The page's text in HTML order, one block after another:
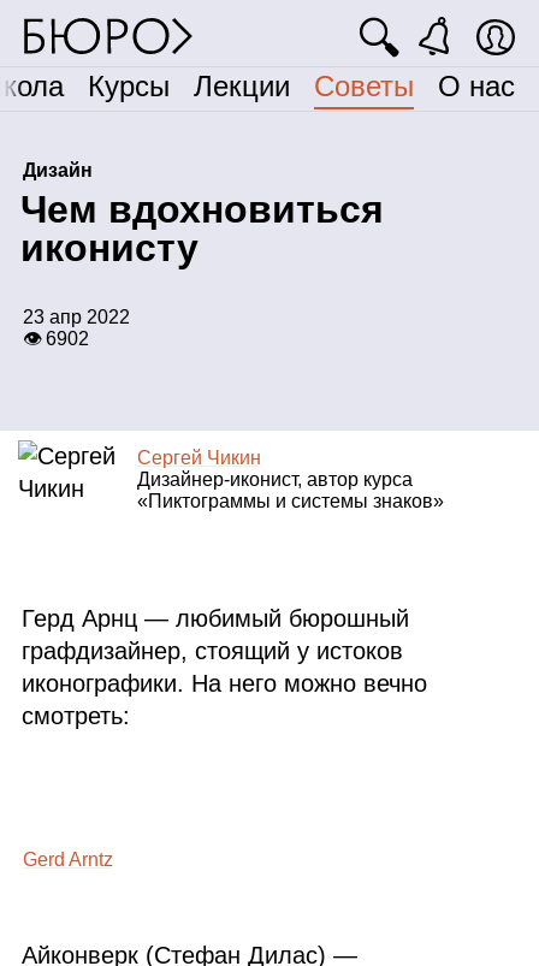
Курсы Лекции Советы О нас
🔍
Дизайн
Чем вдохновиться
иконисту
23 апр 2022
👁 6902
Сергей Чикин
Дизайнер‑иконист, автор курса
«Пиктограммы и системы знаков»
Герд Арнц — любимый бюрошный
графдизайнер, стоящий у истоков
иконографики. На него можно вечно
смотреть:
Gerd Arntz
Айконверк (Стефан Дилас) —